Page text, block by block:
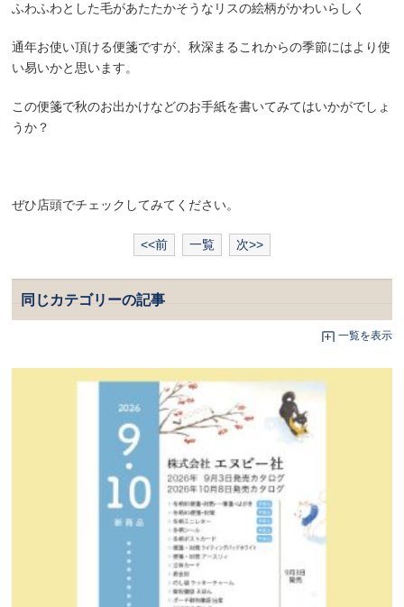
ふわふわとした毛があたたかそうなリスの絵柄がかわいらしく
通年お使い頂ける便箋ですが、秋深まるこれからの季節にはより使
い易いかと思います。
この便箋で秋のお出かけなどのお手紙を書いてみてはいかがでしょ
うか？
ぜひ店頭でチェックしてみてください。
<<前 一覧 次>>
同じカテゴリーの記事
一覧を表示